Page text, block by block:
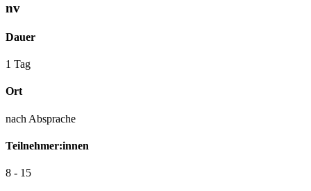
nv
Dauer
1 Tag
Ort
nach Absprache
Teilnehmer:innen
8 - 15